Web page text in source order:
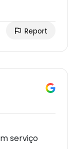
Report
serviço